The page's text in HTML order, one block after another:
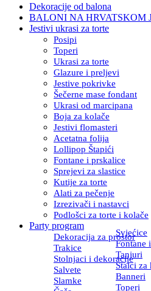
Dekoracije od balona
BALONI NA HRVATSKOM
Jestivi ukrasi za torte
Posipi
Toperi
Ukrasi za torte
Glazure i preljevi
Jestive pokrivke
Šečerne mase fondant
Ukrasi od marcipana
Boja za kolače
Jestivi flomasteri
Acetatna folija
Lollipop Štapići
Fontane i prskalice
Sprejevi za slastice
Kutije za torte
Alati za pečenje
Izrezivači i nastavci
Podlošci za torte i kolače
Party program
Dekoracija za prostor
Svjećice
Trakice
Fontane
Stolnjaci i dekoracije
Tanjuri
Salvete
Stalci za
Slamke
Banneri
Toperi